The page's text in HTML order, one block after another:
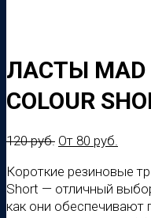
ЛАСТЫ MAD
COLOUR
120руб. От 80 руб.
Короткие резиновые
Short — отличный
как они